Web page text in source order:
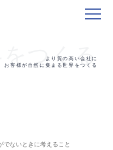
をつくる
より質の高い会社に
お客様が自然に集まる世界をつくる
でないときに考えること